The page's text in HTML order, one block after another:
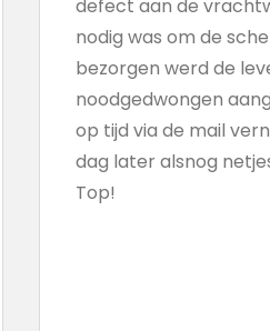
defect aan de
nodig was om de
bezorgen werd de
noodgedwongen
op tijd via de mail
dag later alsnog
Top!